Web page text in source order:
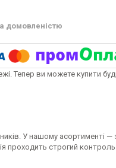
домовленістю
Тепер ви можете купити
У нашому асортименті —
строгий контроль